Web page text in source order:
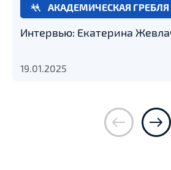
АКАДЕМИЧЕСКАЯ ГРЕБЛЯ
Интервью: Екатерина
19.01.2025